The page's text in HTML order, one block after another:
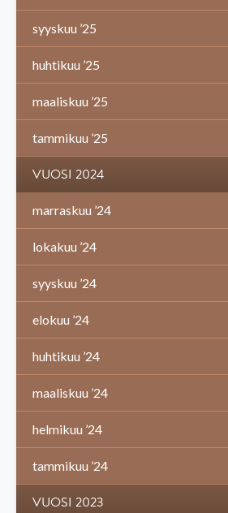
syyskuu ’25
huhtikuu ’25
maaliskuu ’25
tammikuu ’25
VUOSI 2024
marraskuu ’24
lokakuu ’24
syyskuu ’24
elokuu ’24
huhtikuu ’24
maaliskuu ’24
helmikuu ’24
tammikuu ’24
VUOSI 2023